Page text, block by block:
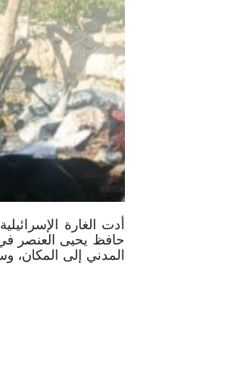
أدت الغارة
حافظ يحيى العنصر
المدني إلى المكان،